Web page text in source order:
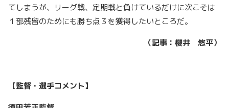
てしまうが、リーグ戦、定期戦と負けているだけに次こそは
１部残留のためにも勝ち点３を獲得したいところだ。
（記事：櫻井 悠平）
【監督・選手コメント】